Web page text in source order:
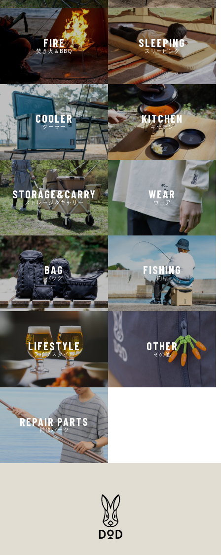
FIRE
焚き火＆BBQ
SLEEPING
スリーピング
COOLER
クーラー
KITCHEN
キッチン
STORAGE&CARRY
ストレージ＆キャリー
WEAR
ウェア
BAG
バッグ
FISHING
釣り
LIFESTYLE
ライフスタイル
OTHER
その他
REPAIR PARTS
補修パーツ